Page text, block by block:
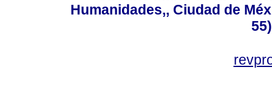
Humanidades,, Ciudad de